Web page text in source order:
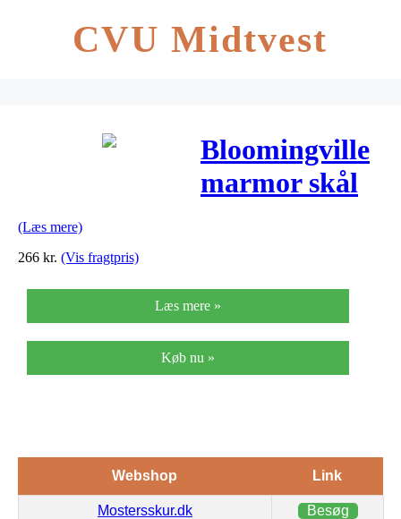
CVU Midtvest
Bloomingville
marmor skål
(Læs mere)
266 kr. (Vis fragtpris)
Læs mere »
Køb nu »
Webshop Link
Mostersskur.dk Besøg